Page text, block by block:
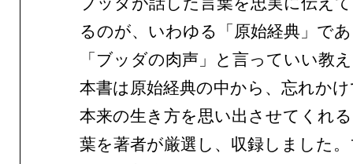
るのが、いわゆる「原始経典」で
「ブッダの肉声」と言っていい教
本書は原始経典の中から、忘れか
本来の生き方を思い出させてくれ
葉を著者が厳選し、収録しました